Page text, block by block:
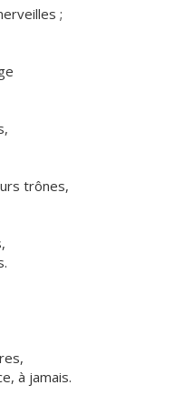
;
trônes,
à jamais.